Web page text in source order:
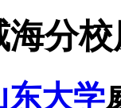
分
东大学